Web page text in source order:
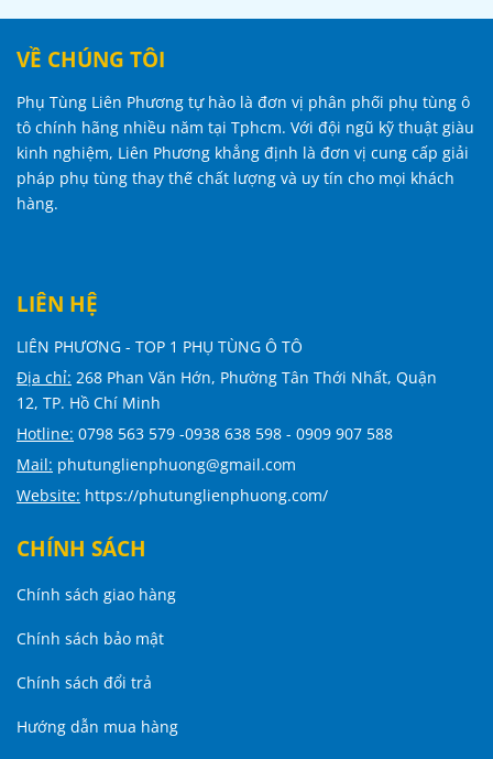
VỀ CHÚNG TÔI
Phụ Tùng Liên Phương tự hào là đơn vị phân phối phụ tùng ô
tô chính hãng nhiều năm tại Tphcm. Với đội ngũ kỹ thuật giàu
kinh nghiệm, Liên Phương khẳng định là đơn vị cung cấp giải
pháp phụ tùng thay thế chất lượng và uy tín cho mọi khách
hàng.
LIÊN HỆ
LIÊN PHƯƠNG - TOP 1 PHỤ TÙNG Ô TÔ
Địa chỉ: 268 Phan Văn Hớn, Phường Tân Thới Nhất, Quận
12, TP. Hồ Chí Minh
Hotline: 0798 563 579 -0938 638 598 - 0909 907 588
Mail: phutunglienphuong@gmail.com
Website: https://phutunglienphuong.com/
CHÍNH SÁCH
Chính sách giao hàng
Chính sách bảo mật
Chính sách đổi trả
Hướng dẫn mua hàng